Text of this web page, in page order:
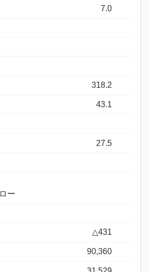
7.0
318.2
43.1
27.5
ー
△431
90,360